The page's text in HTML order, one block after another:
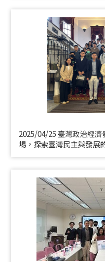
2025/04/25 臺灣政治經
場，探索臺灣民主與發展